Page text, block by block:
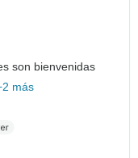
son bienvenidas
más